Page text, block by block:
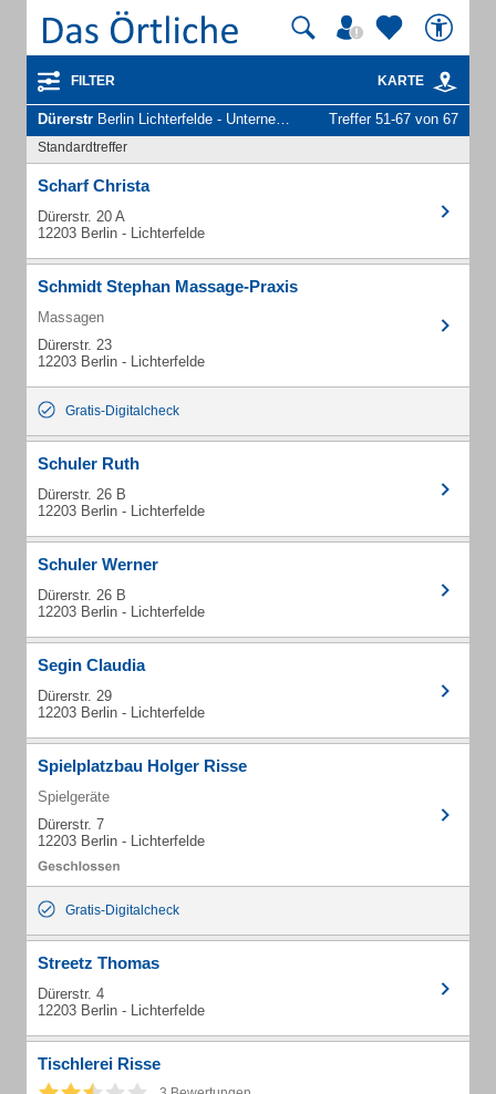
FILTER KARTE
Dürerstr Berlin Lichterfelde - Unternehmen und Personen Treffer 51-67 von 67
Standardtreffer
Scharf Christa
Dürerstr. 20 A
12203 Berlin - Lichterfelde
Schmidt Stephan Massage-Praxis
Massagen
Dürerstr. 23
12203 Berlin - Lichterfelde
Gratis-Digitalcheck
Schuler Ruth
Dürerstr. 26 B
12203 Berlin - Lichterfelde
Schuler Werner
Dürerstr. 26 B
12203 Berlin - Lichterfelde
Segin Claudia
Dürerstr. 29
12203 Berlin - Lichterfelde
Spielplatzbau Holger Risse
Spielgeräte
Dürerstr. 7
12203 Berlin - Lichterfelde
Gratis-Digitalcheck
Streetz Thomas
Dürerstr. 4
12203 Berlin - Lichterfelde
Tischlerei Risse